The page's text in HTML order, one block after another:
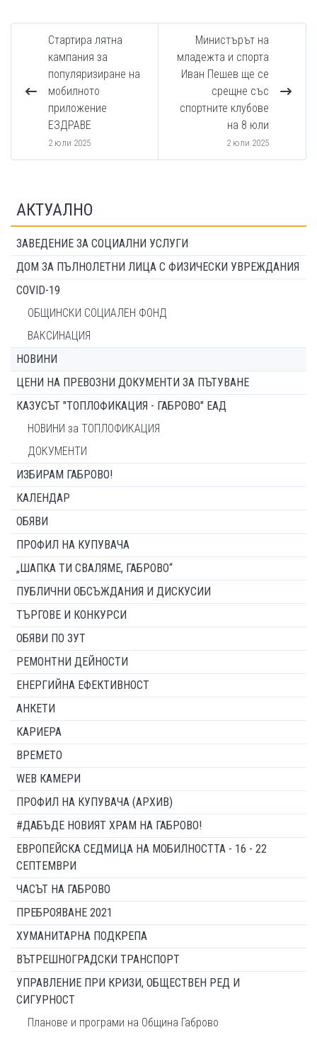
Стартира лятна
кампания за
популяризиране на
мобилното
приложение
ЕЗДРАВЕ
2 юли 2025
Министърът на
младежта и спорта
Иван Пешев ще се
срещне със
спортните клубове
на 8 юли
2 юли 2025
АКТУАЛНО
ЗАВЕДЕНИЕ ЗА СОЦИАЛНИ УСЛУГИ
ДОМ ЗА ПЪЛНОЛЕТНИ ЛИЦА С ФИЗИЧЕСКИ УВРЕЖДАНИЯ
COVID-19
ОБЩИНСКИ СОЦИАЛЕН ФОНД
ВАКСИНАЦИЯ
НОВИНИ
ЦЕНИ НА ПРЕВОЗНИ ДОКУМЕНТИ ЗА ПЪТУВАНЕ
КАЗУСЪТ "ТОПЛОФИКАЦИЯ - ГАБРОВО" ЕАД
НОВИНИ за ТОПЛОФИКАЦИЯ
ДОКУМЕНТИ
ИЗБИРАМ ГАБРОВО!
КАЛЕНДАР
ОБЯВИ
ПРОФИЛ НА КУПУВАЧА
„ШАПКА ТИ СВАЛЯМЕ, ГАБРОВО“
ПУБЛИЧНИ ОБСЪЖДАНИЯ И ДИСКУСИИ
ТЪРГОВЕ И КОНКУРСИ
ОБЯВИ ПО ЗУТ
РЕМОНТНИ ДЕЙНОСТИ
ЕНЕРГИЙНА ЕФЕКТИВНОСТ
АНКЕТИ
КАРИЕРА
ВРЕМЕТО
WEB КАМЕРИ
ПРОФИЛ НА КУПУВАЧА (АРХИВ)
#ДАБЪДЕ НОВИЯТ ХРАМ НА ГАБРОВО!
ЕВРОПЕЙСКА СЕДМИЦА НА МОБИЛНОСТТА - 16 - 22
СЕПТЕМВРИ
ЧАСЪТ НА ГАБРОВО
ПРЕБРОЯВАНЕ 2021
ХУМАНИТАРНА ПОДКРЕПА
ВЪТРЕШНОГРАДСКИ ТРАНСПОРТ
УПРАВЛЕНИЕ ПРИ КРИЗИ, ОБЩЕСТВЕН РЕД И
СИГУРНОСТ
Планове и програми на Община Габрово